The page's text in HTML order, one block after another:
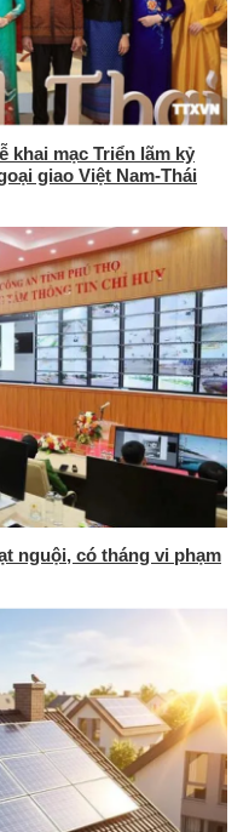
khai mạc Triển lãm kỷ
giao Việt Nam-Thái
nguội, có tháng vi phạm